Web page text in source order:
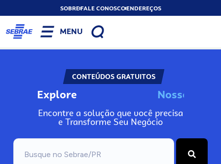
SOBREFALE CONOSCOENDEREÇOS
MENU
CONTEÚDOS GRATUITOS
Explore Nos
Encontre a solução que você precisa
e Transforme Seu Negócio